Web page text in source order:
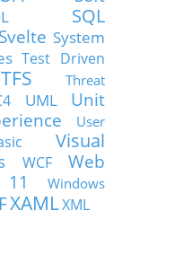
SQL
Svelte System
Test Driven
TFS
Threat
UML
Unit
User
Visual
WCF
Web
Windows
XAMLXML